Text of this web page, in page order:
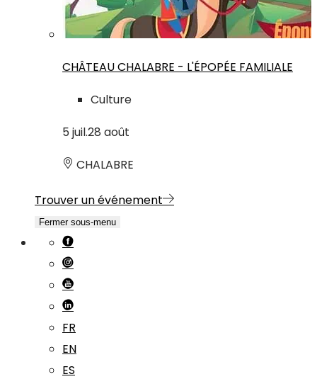
CHÂTEAU CHALABRE - L'ÉPOPÉE FAMILIALE
Culture
5 juil.28 août
CHALABRE
Trouver un événement
Fermer sous-menu
FR
EN
ES